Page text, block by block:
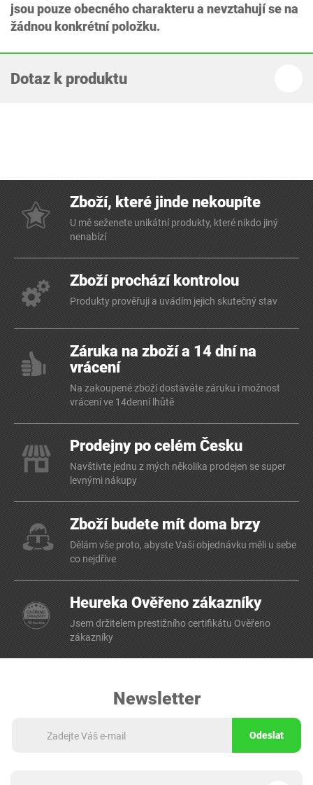
jsou pouze obecného charakteru a nevztahují se na
žádnou konkrétní položku.
Dotaz k produktu
Zboží, které jinde nekoupíte
U mě seženete unikátní produkty, které nikdo jiný
nenabízí
Zboží prochází kontrolou
Produkty prověřuji a uvádím jejich skutečný stav
Záruka na zboží a 14 dní na
vrácení
Na zakoupené zboží dostáváte záruku i možnost
vrácení ve 14denní lhůtě
Prodejny po celém Česku
Navštivte jednu z mých několika prodejen se super
levnými nákupy
Zboží budete mít doma brzy
Dělám vše proto, abyste Vaši objednávku měli u sebe
co nejdříve
Heureka Ověřeno zákazníky
Jsem držitelem prestižního certifikátu Ověřeno
zákazníky
Newsletter
Odeslat